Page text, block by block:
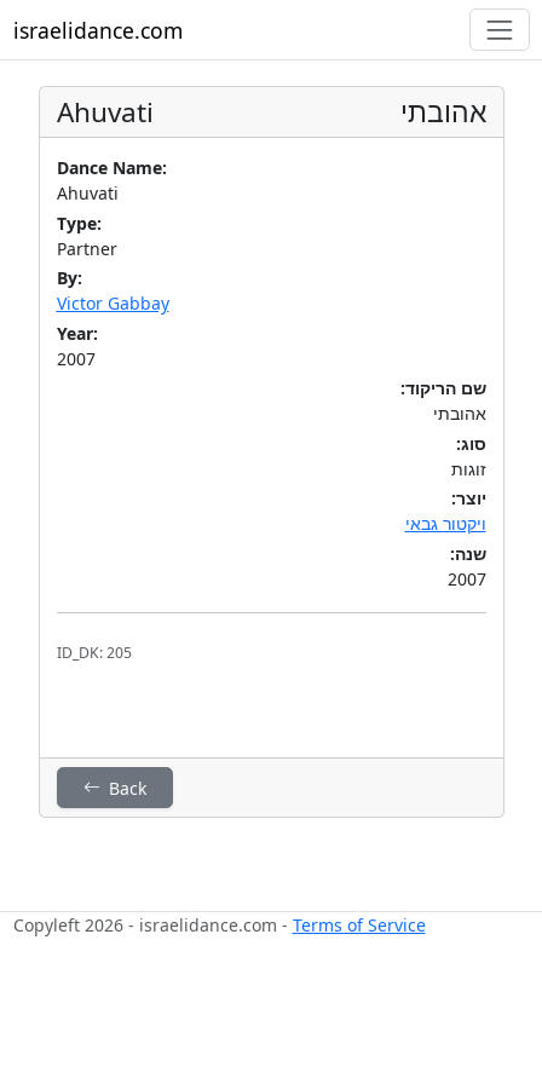
israelidance.com
Ahuvati אהובתי
Dance Name:
Ahuvati
Type:
Partner
By:
Victor Gabbay
Year:
2007
שם הריקוד:
אהובתי
סוג:
זוגות
יוצר:
ויקטור גבאי
שנה:
2007
ID_DK: 205
Back
Copyleft 2026 - israelidance.com - Terms of Service